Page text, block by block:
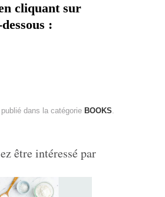
cliquant sur
:
dans la catégorie BOOKS.
être intéressé par